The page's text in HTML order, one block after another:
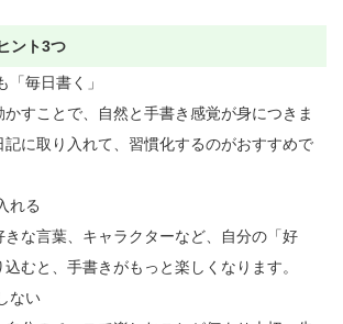
ント3つ
毎日書く」
すことで、自然と手書き感覚が身につきま
に取り入れて、習慣化するのがおすすめで
れる
きな言葉、キャラクターなど、自分の「好
むと、手書きがもっと楽しくなります。
ない